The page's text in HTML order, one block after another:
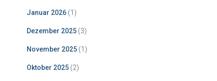
Januar 2026 (1)
Dezember 2025 (3)
November 2025 (1)
Oktober 2025 (2)